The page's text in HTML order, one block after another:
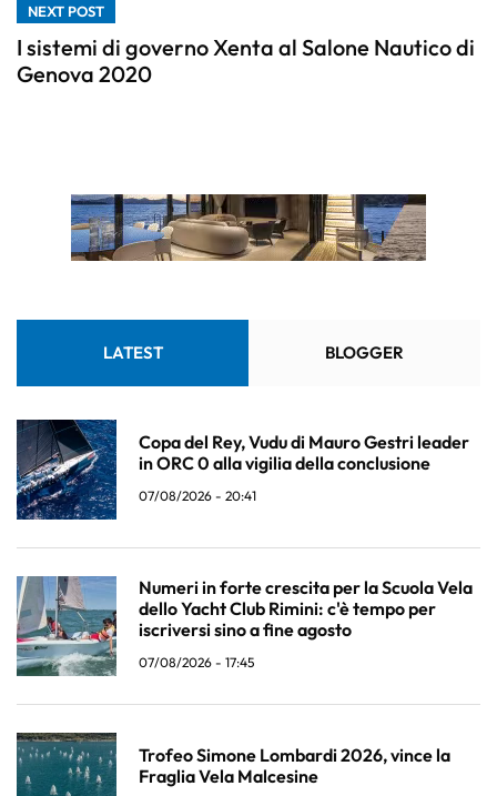
NEXT POST
I sistemi di governo Xenta al Salone Nautico di
Genova 2020
LATEST BLOGGER
Copa del Rey, Vudu di Mauro Gestri leader
in ORC 0 alla vigilia della conclusione
07/08/2026 - 20:41
Numeri in forte crescita per la Scuola Vela
dello Yacht Club Rimini: c'è tempo per
iscriversi sino a fine agosto
07/08/2026 - 17:45
Trofeo Simone Lombardi 2026, vince la
Fraglia Vela Malcesine